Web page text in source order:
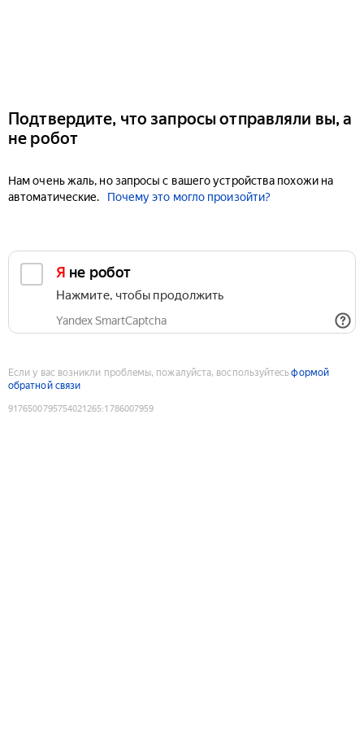
Подтвердите, что запросы отправляли вы, а
не робот
Нам очень жаль, но запросы с вашего устройства похожи на
автоматические.
Почему это могло произойти?
Я не робот
Нажмите, чтобы продолжить
Yandex SmartCaptcha
Если у вас возникли проблемы, пожалуйста, воспользуйтесьформой
обратной связи
9176500795754021265:1786007959